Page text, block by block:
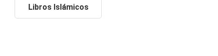
Libros Islámicos